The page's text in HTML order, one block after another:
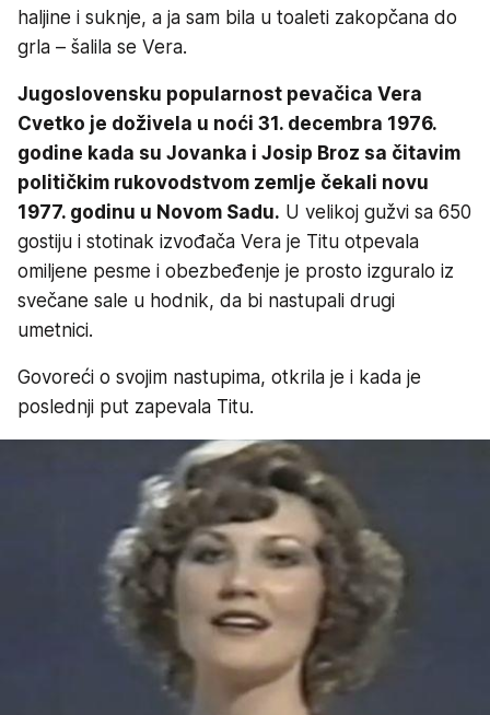
haljine i suknje, a ja sam bila u toaleti zakopčana do
grla – šalila se Vera.
Jugoslovensku popularnost pevačica Vera
Cvetko je doživela u noći 31. decembra 1976.
godine kada su Jovanka i Josip Broz sa čitavim
političkim rukovodstvom zemlje čekali novu
1977. godinu u Novom Sadu. U velikoj gužvi sa 650
gostiju i stotinak izvođača Vera je Titu otpevala
omiljene pesme i obezbeđenje je prosto izguralo iz
svečane sale u hodnik, da bi nastupali drugi
umetnici.
Govoreći o svojim nastupima, otkrila je i kada je
poslednji put zapevala Titu.